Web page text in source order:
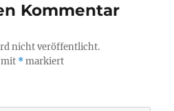
Kommentar
nicht veröffentlicht.
mit *markiert